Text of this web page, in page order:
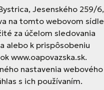
Jesenského 259/6,
na tomto webovom sídle
za účelom sledovania
alebo k prispôsobeniu
www.oapovazska.sk.
nastavenia webového
s ich používaním.